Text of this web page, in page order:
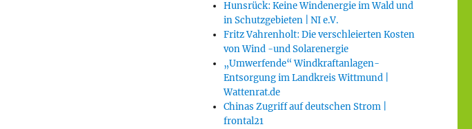
Hunsrück: Keine Windenergie im Wald und
in Schutzgebieten | NI e.V.
Fritz Vahrenholt: Die verschleierten Kosten
von Wind -und Solarenergie
„Umwerfende“ Windkraftanlagen-
Entsorgung im Landkreis Wittmund |
Wattenrat.de
Chinas Zugriff auf deutschen Strom |
frontal21